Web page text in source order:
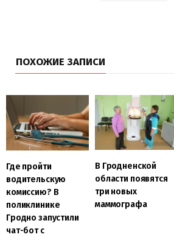
ПОХОЖИЕ ЗАПИСИ
Где пройти
водительскую
комиссию? В
поликлинике
Гродно запустили
чат-бот с
В Гродненской
области появятся
три новых
маммографа